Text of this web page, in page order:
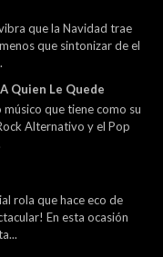
que la Navidad trae
que sintonizar de el
Quien Le Quede
músico que tiene como su
Alternativo y el Pop
rola que hace eco de
En esta ocasión